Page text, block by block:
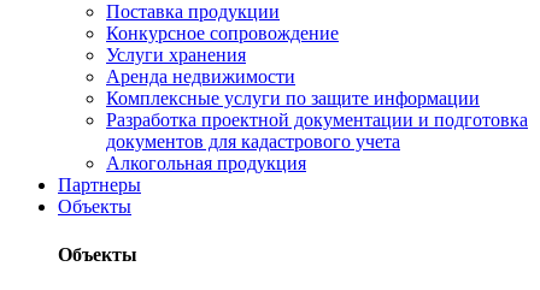
Поставка продукции
Конкурсное сопровождение
Услуги хранения
Аренда недвижимости
Комплексные услуги по защите информации
Разработка проектной документации и подготовка
документов для кадастрового учета
Алкогольная продукция
Партнеры
Объекты
Объекты